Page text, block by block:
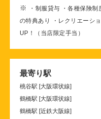
※ ・制服貸与 ・各種保険
の特典あり ・レクリエーシ
UP！（当店限定手当）
最寄り駅
桃谷駅 [大阪環状線]
鶴橋駅 [大阪環状線]
鶴橋駅 [近鉄大阪線]